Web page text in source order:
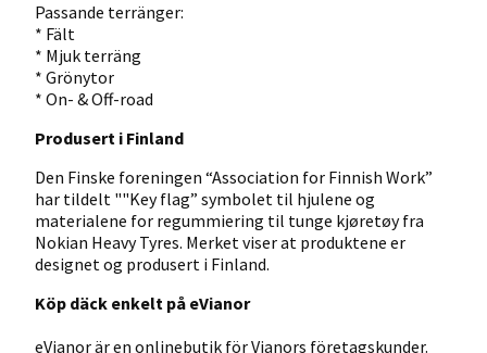
Passande terränger:
* Fält
* Mjuk terräng
* Grönytor
* On- & Off-road
Produsert i Finland
Den Finske foreningen “Association for Finnish Work”
har tildelt ""Key flag” symbolet til hjulene og
materialene for regummiering til tunge kjøretøy fra
Nokian Heavy Tyres. Merket viser at produktene er
designet og produsert i Finland.
Köp däck enkelt på eVianor
eVianor är en onlinebutik för Vianors företagskunder.